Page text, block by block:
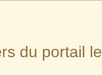
du portail